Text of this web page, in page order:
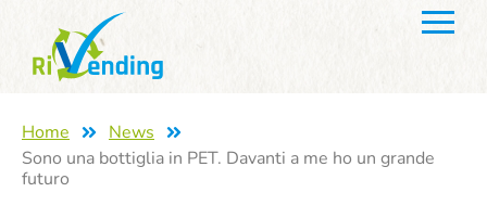
Home
News
Sono una bottiglia in PET. Davanti a me ho un grande
futuro